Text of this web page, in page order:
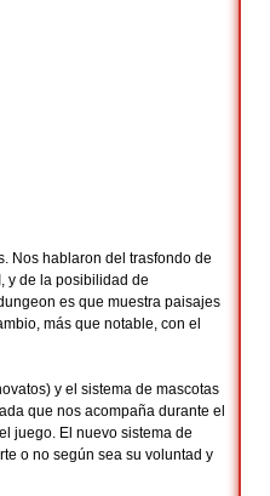
Nos hablaron del trasfondo de
y de la posibilidad de
es que muestra paisajes
más que notable, con el
y el sistema de mascotas
que nos acompaña durante el
juego. El nuevo sistema de
o no según sea su voluntad y